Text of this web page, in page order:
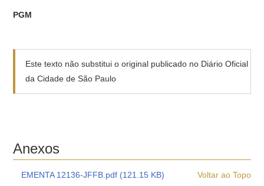
PGM
Este texto não substitui o original publicado no Diário Oficial
da Cidade de São Paulo
Anexos
Voltar ao Topo
EMENTA 12136-JFFB.pdf (121.15 KB)